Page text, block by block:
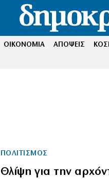
ΟΙΚΟΝΟΜΙΑ ΑΠΟΨΕΙΣ
ΠΟΛΙΤΙΣΜΟΣ
Θλίψη για την